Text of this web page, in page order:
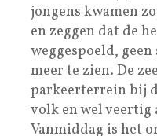
jongens kwamen
en zeggen dat de
weggespoeld,
meer te zien. De
parkeerterrein bij
volk en wel veertig
Vanmiddag is het